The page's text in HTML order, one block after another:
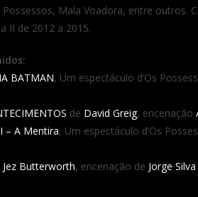
Possessos, Mala Voadora, entre outros.
II de 2012 a 2015.
BATMAN, Um espectáculo d’Os
de David Greig, encenação
– A Mentira, Um espectáculo d’Os
Jez Butterworth, encenação de Jorge